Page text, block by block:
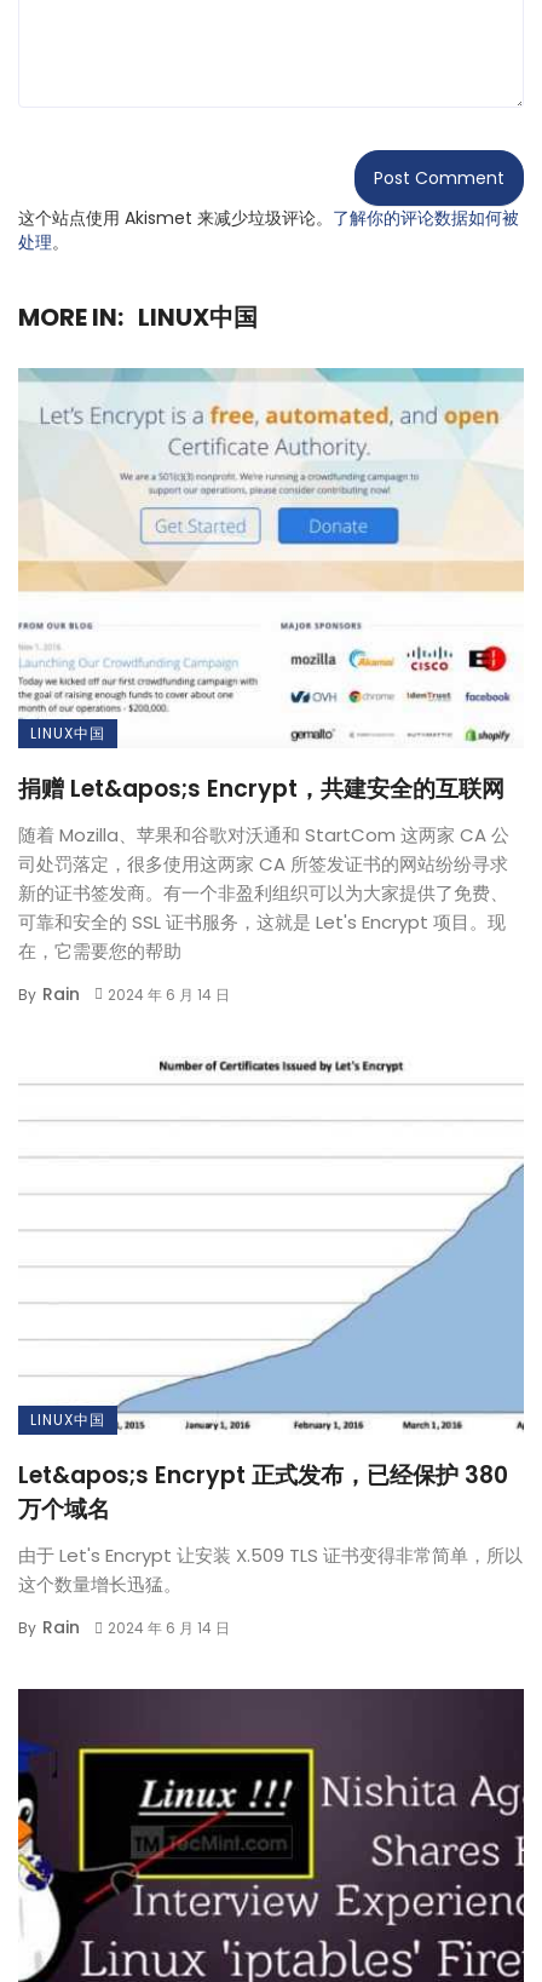
这个站点使用 Akismet 来减少垃圾评论。 了解你的评论数据如何被
处理。
MORE IN: LINUX中国
LINUX中国
捐赠 Let&apos;s Encrypt，共建安全的互联网
随着 Mozilla、苹果和谷歌对沃通和 StartCom 这两家 CA 公
司处罚落定，很多使用这两家 CA 所签发证书的网站纷纷寻求
新的证书签发商。有一个非盈利组织可以为大家提供了免费、
可靠和安全的 SSL 证书服务，这就是 Let's Encrypt 项目。现
在，它需要您的帮助
By Rain 2024 年 6 月 14 日
LINUX中国
Let&apos;s Encrypt 正式发布，已经保护 380
万个域名
由于 Let's Encrypt 让安装 X.509 TLS 证书变得非常简单，所以
这个数量增长迅猛。
By Rain 2024 年 6 月 14 日